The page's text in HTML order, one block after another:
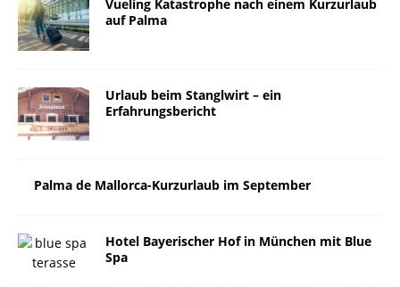
Vueling Katastrophe nach einem Kurzurlaub
auf Palma
Urlaub beim Stanglwirt – ein
Erfahrungsbericht
Palma de Mallorca-Kurzurlaub im September
Hotel Bayerischer Hof in München mit Blue
Spa